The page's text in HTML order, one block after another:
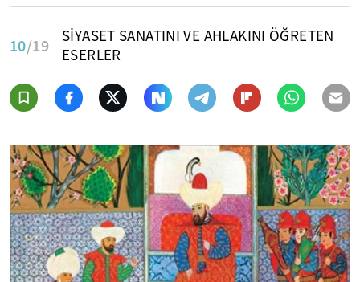
10/19
SİYASET SANATINI VE AHLAKINI ÖĞRETEN
ESERLER